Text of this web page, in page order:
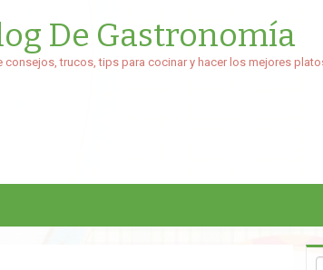
De Gastronomía
trucos, tips para cocinar y hacer los mejores